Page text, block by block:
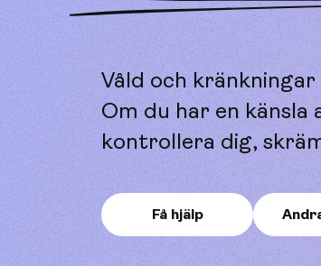
Våld och
Om du har en
kontrollera dig,
Få hjälp